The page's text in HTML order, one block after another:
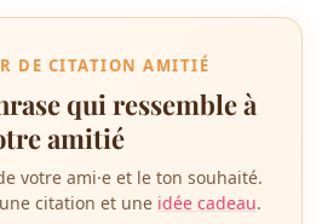
DE CITATION AMITIÉ
qui ressemble à
amitié
votre ami·e et le ton souhaité.
citation et une idée cadeau.